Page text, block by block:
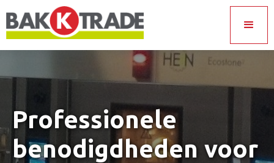
Professionele
benodigdheden voor